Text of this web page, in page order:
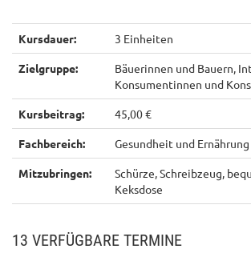
Kursdauer: 3 Einheiten
Zielgruppe:
Bäuerinnen und Bauern,
Konsumentinnen und
Kursbeitrag: 45,00 €
Fachbereich: Gesundheit und Ernährung
Mitzubringen:
Schürze, Schreibzeug,
Keksdose
13 VERFÜGBARE TERMINE